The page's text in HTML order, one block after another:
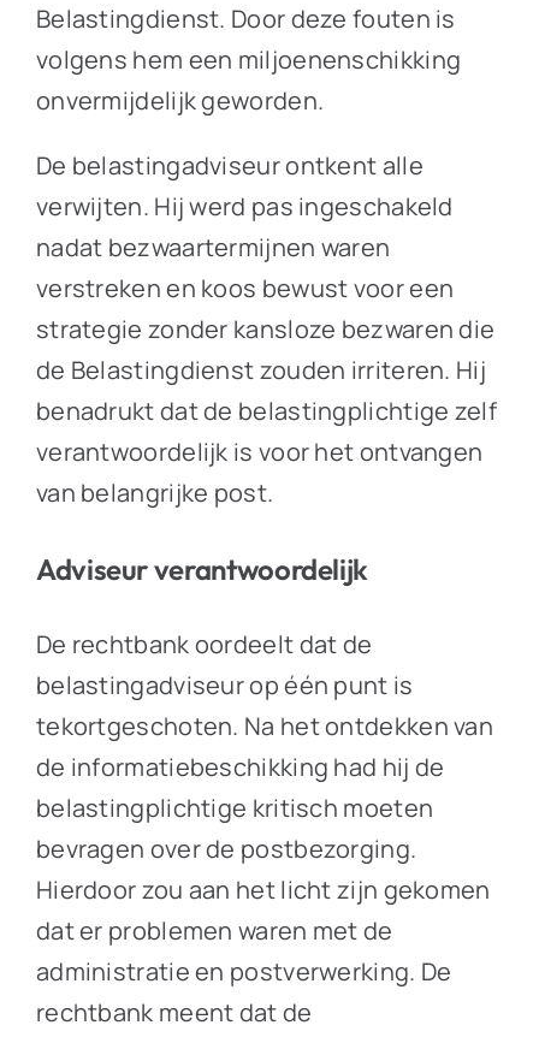
Belastingdienst. Door deze fouten is
volgens hem een miljoenenschikking
onvermijdelijk geworden.
De belastingadviseur ontkent alle
verwijten. Hij werd pas ingeschakeld
nadat bezwaartermijnen waren
verstreken en koos bewust voor een
strategie zonder kansloze bezwaren die
de Belastingdienst zouden irriteren. Hij
benadrukt dat de belastingplichtige zelf
verantwoordelijk is voor het ontvangen
van belangrijke post.
Adviseur verantwoordelijk
De rechtbank oordeelt dat de
belastingadviseur op één punt is
tekortgeschoten. Na het ontdekken van
de informatiebeschikking had hij de
belastingplichtige kritisch moeten
bevragen over de postbezorging.
Hierdoor zou aan het licht zijn gekomen
dat er problemen waren met de
administratie en postverwerking. De
rechtbank meent dat de